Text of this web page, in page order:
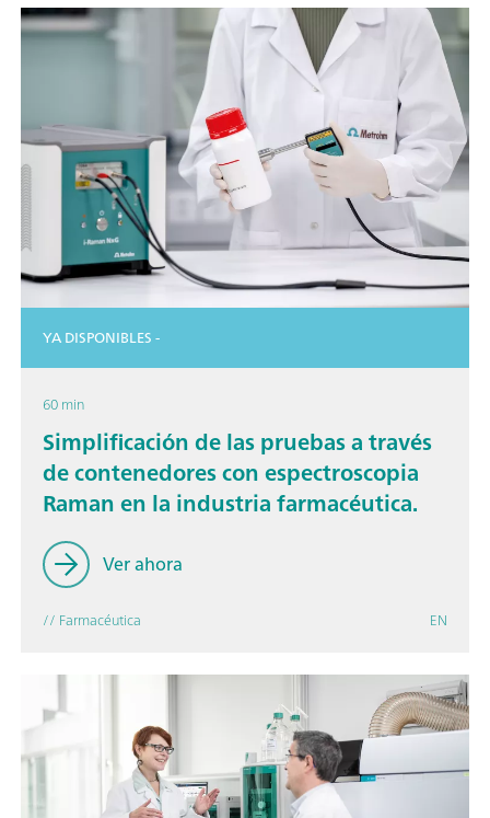
YA DISPONIBLES -
60 min
Simplificación de las pruebas a través
de contenedores con espectroscopia
Raman en la industria farmacéutica.
Ver ahora
// Farmacéutica EN